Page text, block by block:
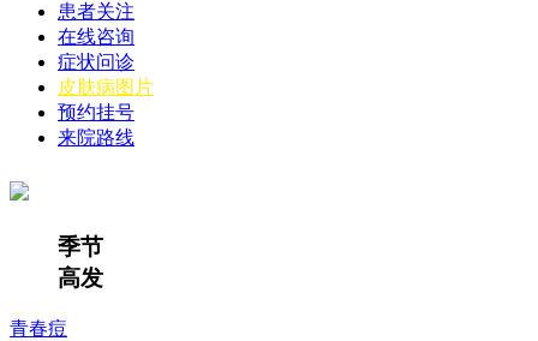
患者关注
在线咨询
症状问诊
皮肤病图片
预约挂号
来院路线
季节
高发
青春痘